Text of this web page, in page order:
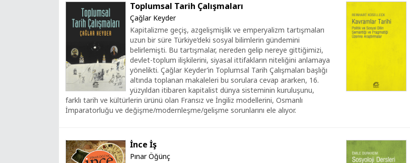
Toplumsal Tarih Çalışmaları
Çağlar Keyder
Kapitalizme geçiş, azgelişmişlik ve emperyalizm tartışmaları
uzun bir süre Türkiye’deki sosyal bilimlerin gündemini
belirlemişti. Bu tartışmalar, nereden gelip nereye gittiğimizi,
devlet-toplum ilişkilerini, siyasal ittifakların niteliğini anlamaya
yönelikti. Çağlar Keyder’in Toplumsal Tarih Çalışmaları başlığı
altında toplanan makaleleri bu sorulara cevap ararken, 16.
yüzyıldan itibaren kapitalist dünya sisteminin kuruluşunu,
farklı tarih ve kültürlerin ürünü olan Fransız ve İngiliz modellerini, Osmanlı
İmparatorluğu ve değişme/modernleşme/gelişme sorunlarını ele alıyor.
İnce İş
Pınar Öğünç